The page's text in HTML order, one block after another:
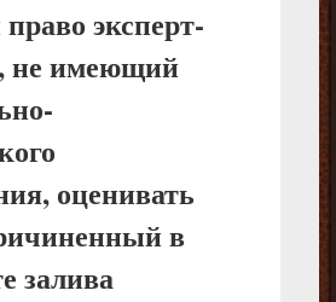
эксперт-
не имеющий
оценивать
в
залива